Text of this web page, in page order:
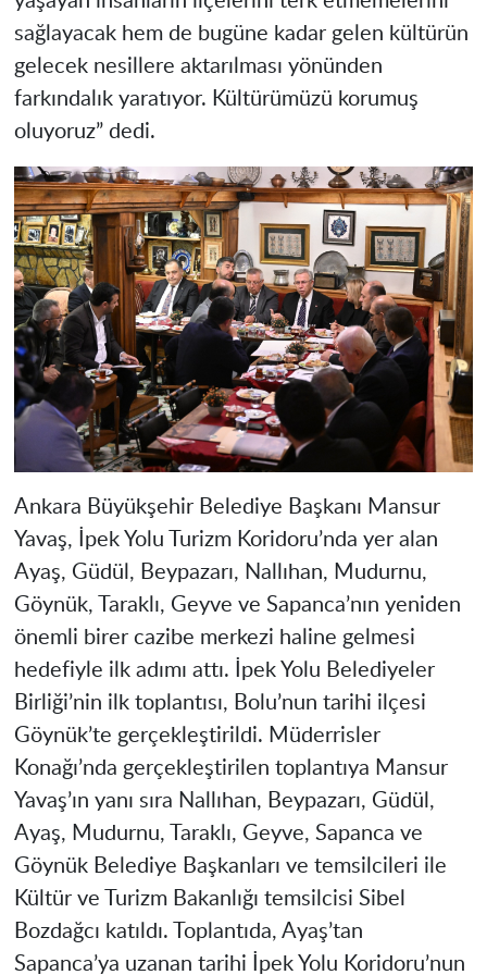
sağlayacak hem de bugüne kadar gelen kültürün
gelecek nesillere aktarılması yönünden
farkındalık yaratıyor. Kültürümüzü korumuş
oluyoruz” dedi.
Ankara Büyükşehir Belediye Başkanı Mansur
Yavaş, İpek Yolu Turizm Koridoru’nda yer alan
Ayaş, Güdül, Beypazarı, Nallıhan, Mudurnu,
Göynük, Taraklı, Geyve ve Sapanca’nın yeniden
önemli birer cazibe merkezi haline gelmesi
hedefiyle ilk adımı attı. İpek Yolu Belediyeler
Birliği’nin ilk toplantısı, Bolu’nun tarihi ilçesi
Göynük’te gerçekleştirildi. Müderrisler
Konağı’nda gerçekleştirilen toplantıya Mansur
Yavaş’ın yanı sıra Nallıhan, Beypazarı, Güdül,
Ayaş, Mudurnu, Taraklı, Geyve, Sapanca ve
Göynük Belediye Başkanları ve temsilcileri ile
Kültür ve Turizm Bakanlığı temsilcisi Sibel
Bozdağcı katıldı. Toplantıda, Ayaş’tan
Sapanca’ya uzanan tarihi İpek Yolu Koridoru’nun